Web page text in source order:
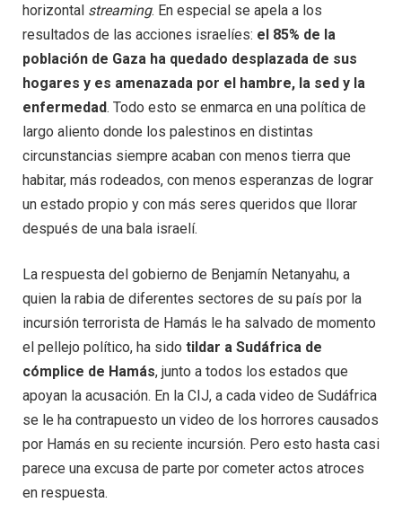
horizontal streaming. En especial se apela a los
resultados de las acciones israelíes: el 85% de la
población de Gaza ha quedado desplazada de sus
hogares y es amenazada por el hambre, la sed y la
enfermedad. Todo esto se enmarca en una política de
largo aliento donde los palestinos en distintas
circunstancias siempre acaban con menos tierra que
habitar, más rodeados, con menos esperanzas de lograr
un estado propio y con más seres queridos que llorar
después de una bala israelí.
La respuesta del gobierno de Benjamín Netanyahu, a
quien la rabia de diferentes sectores de su país por la
incursión terrorista de Hamás le ha salvado de momento
el pellejo político, ha sido tildar a Sudáfrica de
cómplice de Hamás, junto a todos los estados que
apoyan la acusación. En la CIJ, a cada video de Sudáfrica
se le ha contrapuesto un video de los horrores causados
por Hamás en su reciente incursión. Pero esto hasta casi
parece una excusa de parte por cometer actos atroces
en respuesta.